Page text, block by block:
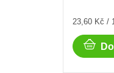
Měrná
23,60 Kč /